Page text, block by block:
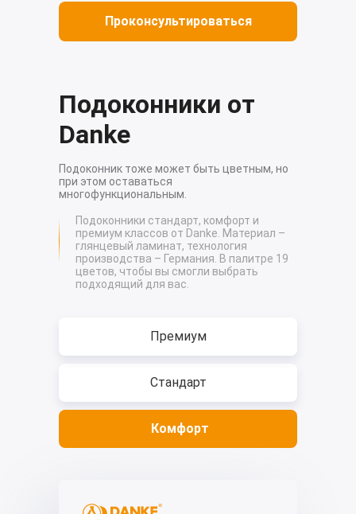
Проконсультироваться
Премиум
Стандарт
Комфорт
Подоконники от
Danke
Подоконники стандарт, комфорт и
премиум классов от Danke. Материал –
глянцевый ламинат, технология
производства – Германия. В палитре 19
цветов, чтобы вы смогли выбрать
подходящий для вас.
Подоконник тоже может быть цветным, но
при этом оставаться
многофункциональным.